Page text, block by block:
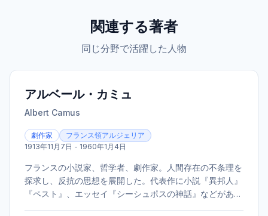
関連する著者
同じ分野で活躍した人物
アルベール・カミュ
Albert Camus
劇作家
フランス領アルジェリア
1913年11月7日 - 1960年1月4日
フランスの小説家、哲学者、劇作家。人間存在の不条理を
探求し、反抗の思想を展開した。代表作に小説『異邦人』
『ペスト』、エッセイ『シーシュポスの神話』などがあ